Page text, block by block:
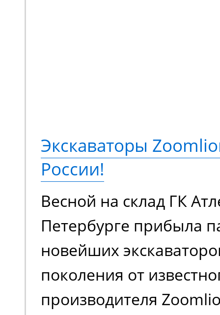
метров. Оснащается
аккумуляторной
в плане шумовой
загрязняет воздух
выхлопами.
для работы внутри и
помещения.
Экскаваторы
России!
Весной на склад ГК
Петербурге прибыла
новейших
поколения от
производителя